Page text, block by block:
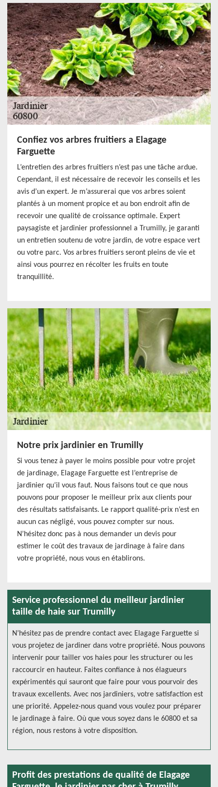
Confiez vos arbres fruitiers a Elagage
Farguette
L’entretien des arbres fruitiers n’est pas une tâche ardue.
Cependant, il est nécessaire de recevoir les conseils et les
avis d’un expert. Je m’assurerai que vos arbres soient
plantés à un moment propice et au bon endroit afin de
recevoir une qualité de croissance optimale. Expert
paysagiste et jardinier professionnel a Trumilly, je garanti
un entretien soutenu de votre jardin, de votre espace vert
ou votre parc. Vos arbres fruitiers seront pleins de vie et
ainsi vous pourrez en récolter les fruits en toute
tranquillité.
Notre prix jardinier en Trumilly
Si vous tenez à payer le moins possible pour votre projet
de jardinage, Elagage Farguette est l’entreprise de
jardinier qu’il vous faut. Nous faisons tout ce que nous
pouvons pour proposer le meilleur prix aux clients pour
des résultats satisfaisants. Le rapport qualité-prix n’est en
aucun cas négligé, vous pouvez compter sur nous.
N’hésitez donc pas à nous demander un devis pour
estimer le coût des travaux de jardinage à faire dans
votre propriété, nous vous en établirons.
Service professionnel du meilleur jardinier
taille de haie sur Trumilly
N’hésitez pas de prendre contact avec Elagage Farguette si
vous projetez de jardiner dans votre propriété. Nous pouvons
intervenir pour tailler vos haies pour les structurer ou les
raccourcir en hauteur. Faites confiance à nos élagueurs
expérimentés qui sauront que faire pour vous pourvoir des
travaux excellents. Avec nos jardiniers, votre satisfaction est
une priorité. Appelez-nous quand vous voulez pour préparer
le jardinage à faire. Où que vous soyez dans le 60800 et sa
région, nous restons à votre disposition.
Profit des prestations de qualité de Elagage